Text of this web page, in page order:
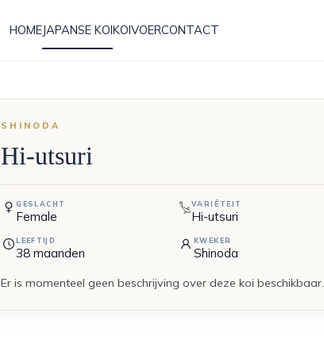
HOMEJAPANSE KOIKOIVOERCONTACT
SHINODA
Hi-utsuri
GESLACHT
Female
VARIËTEIT
Hi-utsuri
LEEFTIJD
38 maanden
KWEKER
Shinoda
Er is momenteel geen beschrijving over deze koi beschikbaar.